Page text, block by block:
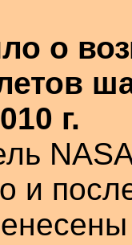
о
г.
и